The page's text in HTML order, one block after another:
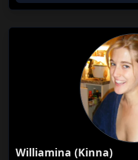
Williamina (Kinna)